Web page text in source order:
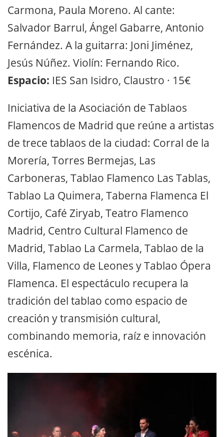
Carmona, Paula Moreno. Al cante:
Salvador Barrul, Ángel Gabarre, Antonio
Fernández. A la guitarra: Joni Jiménez,
Jesús Núñez. Violín: Fernando Rico.
Espacio: IES San Isidro, Claustro · 15€
Iniciativa de la Asociación de Tablaos
Flamencos de Madrid que reúne a artistas
de trece tablaos de la ciudad: Corral de la
Morería, Torres Bermejas, Las
Carboneras, Tablao Flamenco Las Tablas,
Tablao La Quimera, Taberna Flamenca El
Cortijo, Café Ziryab, Teatro Flamenco
Madrid, Centro Cultural Flamenco de
Madrid, Tablao La Carmela, Tablao de la
Villa, Flamenco de Leones y Tablao Ópera
Flamenca. El espectáculo recupera la
tradición del tablao como espacio de
creación y transmisión cultural,
combinando memoria, raíz e innovación
escénica.